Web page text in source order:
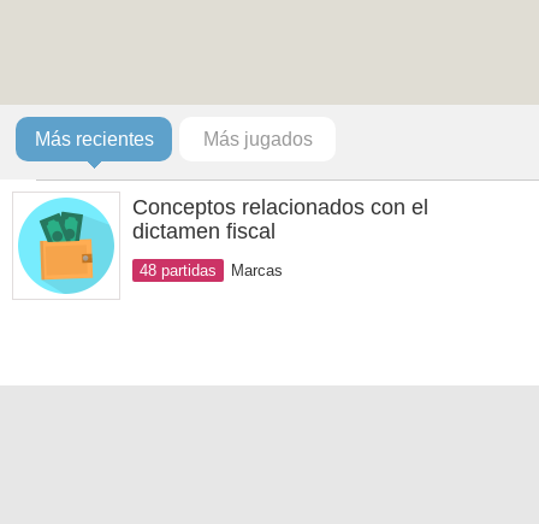
Más recientes Más jugados
Conceptos relacionados con el
dictamen fiscal
48 partidas Marcas